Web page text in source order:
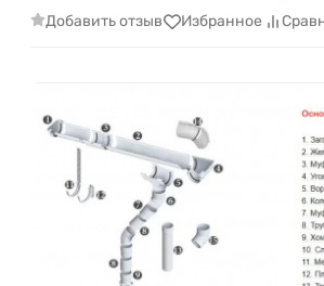
Добавить отзыв Избранное